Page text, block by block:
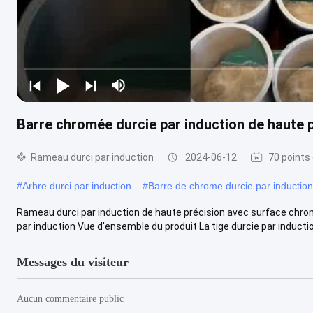
Barre chromée durcie par induction de haute
Rameau durci par induction 2024-06-12 70 points
#Arbre durci par induction #Barre de chrome durcie par induction
Rameau durci par induction de haute précision avec surface
par induction Vue d'ensemble du produit La tige durcie par
Messages du visiteur
Aucun commentaire public